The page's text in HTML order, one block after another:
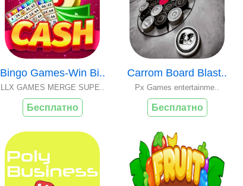
Bingo Games-Win Bi..
LLX GAMES MERGE SUPE..
Бесплатно
Carrom Board Blast..
Px Games entertainme..
Бесплатно